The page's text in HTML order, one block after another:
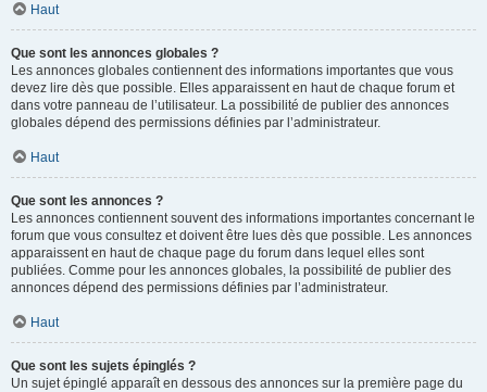
Haut
Que sont les annonces globales ?
Les annonces globales contiennent des informations importantes que vous
devez lire dès que possible. Elles apparaissent en haut de chaque forum et
dans votre panneau de l’utilisateur. La possibilité de publier des annonces
globales dépend des permissions définies par l’administrateur.
Haut
Que sont les annonces ?
Les annonces contiennent souvent des informations importantes concernant le
forum que vous consultez et doivent être lues dès que possible. Les annonces
apparaissent en haut de chaque page du forum dans lequel elles sont
publiées. Comme pour les annonces globales, la possibilité de publier des
annonces dépend des permissions définies par l’administrateur.
Haut
Que sont les sujets épinglés ?
Un sujet épinglé apparaît en dessous des annonces sur la première page du